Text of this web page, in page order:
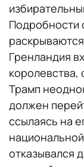
Подробности
Гренландия
Трамп
должен
ссылаясь на
отказывался